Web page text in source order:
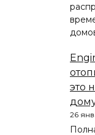
это
26